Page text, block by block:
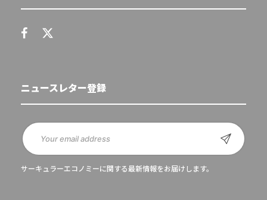
ニュースレター登録
サーキュラーエコノミーに関する最新情報をお届けします。